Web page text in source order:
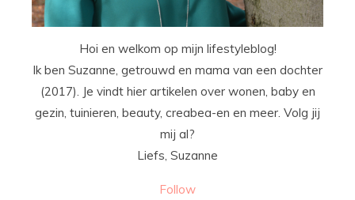
Hoi en welkom op mijn lifestyleblog!
Ik ben Suzanne, getrouwd en mama van een dochter
(2017). Je vindt hier artikelen over wonen, baby en
gezin, tuinieren, beauty, creabea-en en meer. Volg jij
mij al?
Liefs, Suzanne
Follow